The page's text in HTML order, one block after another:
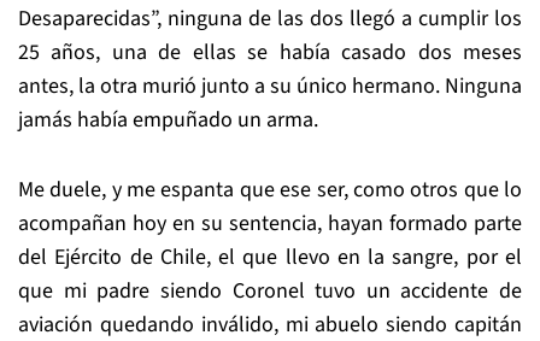
Desaparecidas”, ninguna de las dos llegó a cumplir los
25 años, una de ellas se había casado dos meses
antes, la otra murió junto a su único hermano. Ninguna
jamás había empuñado un arma.
Me duele, y me espanta que ese ser, como otros que lo
acompañan hoy en su sentencia, hayan formado parte
del Ejército de Chile, el que llevo en la sangre, por el
que mi padre siendo Coronel tuvo un accidente de
aviación quedando inválido, mi abuelo siendo capitán